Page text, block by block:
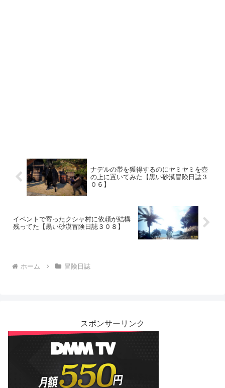
ナデルの帯を獲得するのにヤミヤミを壺
の上に置いてみた【黒い砂漠冒険日誌３
０６】
イベントで寄ったクシャ村に依頼が結構
残ってた【黒い砂漠冒険日誌３０８】
ホーム 冒険日誌
スポンサーリンク